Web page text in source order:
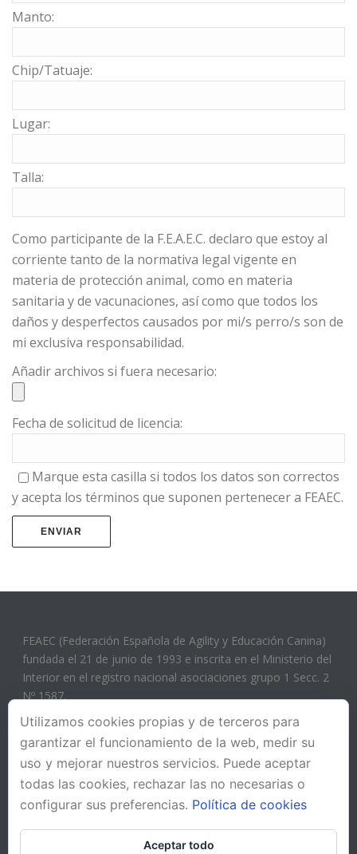
Manto:
Chip/Tatuaje:
Lugar:
Talla:
Como participante de la F.E.A.E.C. declaro que estoy al
corriente tanto de la normativa legal vigente en
materia de protección animal, como en materia
sanitaria y de vacunaciones, así como que todos los
daños y desperfectos causados por mi/s perro/s son de
mi exclusiva responsabilidad.
Añadir archivos si fuera necesario:
Fecha de solicitud de licencia:
Marque esta casilla si todos los datos son correctos
y acepta los términos que suponen pertenecer a FEAEC.
FEAEC (Federación Española de Agility y Educación Canina)
fundada el 21 de junio de 1993 e inscrita en el Ministerio del
Interior en el registro nacional asociaciones grupo 1 Secc. 2
Nº 1587.
Utilizamos cookies propias y de terceros para
garantizar el funcionamiento de la web, medir su
uso y mejorar nuestros servicios. Puede aceptar
todas las cookies, rechazar las no necesarias o
configurar sus preferencias. Política de cookies
Aceptar todo